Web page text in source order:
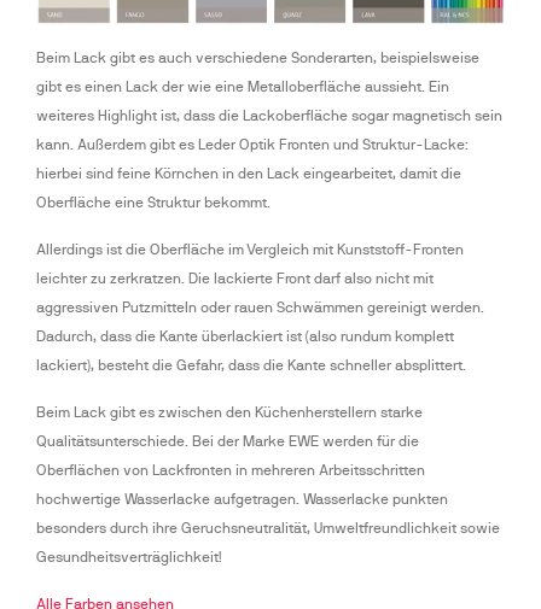
Beim Lack gibt es auch verschiedene Sonderarten, beispielsweise
gibt es einen Lack der wie eine Metalloberfläche aussieht. Ein
weiteres Highlight ist, dass die Lackoberfläche sogar magnetisch sein
kann. Außerdem gibt es Leder Optik Fronten und Struktur-Lacke:
hierbei sind feine Körnchen in den Lack eingearbeitet, damit die
Oberfläche eine Struktur bekommt.
Allerdings ist die Oberfläche im Vergleich mit Kunststoff-Fronten
leichter zu zerkratzen. Die lackierte Front darf also nicht mit
aggressiven Putzmitteln oder rauen Schwämmen gereinigt werden.
Dadurch, dass die Kante überlackiert ist (also rundum komplett
lackiert), besteht die Gefahr, dass die Kante schneller absplittert.
Beim Lack gibt es zwischen den Küchenherstellern starke
Qualitätsunterschiede. Bei der Marke EWE werden für die
Oberflächen von Lackfronten in mehreren Arbeitsschritten
hochwertige Wasserlacke aufgetragen. Wasserlacke punkten
besonders durch ihre Geruchsneutralität, Umweltfreundlichkeit sowie
Gesundheitsverträglichkeit!
Alle Farben ansehen